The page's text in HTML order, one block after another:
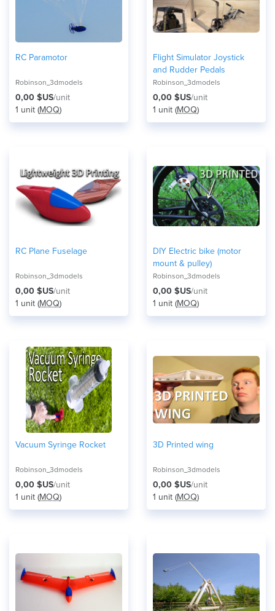
RC Paramotor
Robinson_3dmodels
0,00 $US/unit
1 unit (MOQ)
Flight Simulator Joystick
and Rudder Pedals
Robinson_3dmodels
0,00 $US/unit
1 unit (MOQ)
RC Plane Fuselage
Robinson_3dmodels
0,00 $US/unit
1 unit (MOQ)
DIY Electric bike (motor
mount & pulley)
Robinson_3dmodels
0,00 $US/unit
1 unit (MOQ)
Vacuum Syringe Rocket
Robinson_3dmodels
0,00 $US/unit
1 unit (MOQ)
3D Printed wing
Robinson_3dmodels
0,00 $US/unit
1 unit (MOQ)